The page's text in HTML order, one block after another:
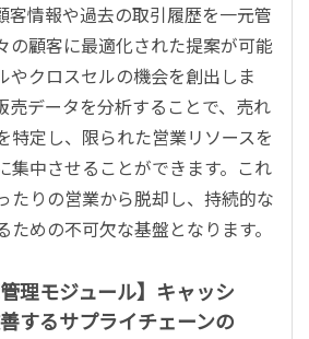
客情報や過去の取引履歴を一元管
の顧客に最適化された提案が可能
やクロスセルの機会を創出しま
売データを分析することで、売れ
特定し、限られた営業リソースを
集中させることができます。これ
たりの営業から脱却し、持続的な
めの不可欠な基盤となります。
管理モジュール】キャッシ
するサプライチェーンの